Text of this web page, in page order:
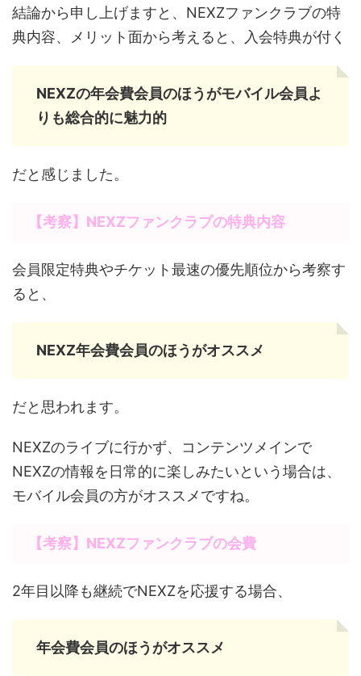
結論から申し上げますと、NEXZファンクラブの特
典内容、メリット面から考えると、入会特典が付く
NEXZの年会費会員のほうがモバイル会員よ
りも総合的に魅力的
だと感じました。
【考察】NEXZファンクラブの特典内容
会員限定特典やチケット最速の優先順位から考察す
ると、
NEXZ年会費会員のほうがオススメ
だと思われます。
NEXZのライブに行かず、コンテンツメインで
NEXZの情報を日常的に楽しみたいという場合は、
モバイル会員の方がオススメですね。
【考察】NEXZファンクラブの会費
2年目以降も継続でNEXZを応援する場合、
年会費会員のほうがオススメ